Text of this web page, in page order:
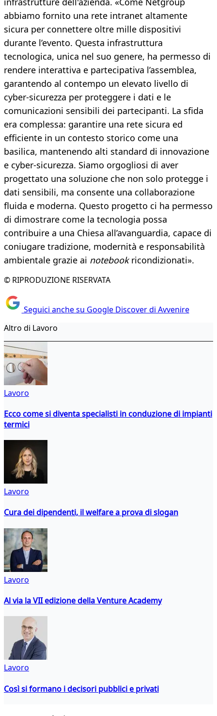
abbiamo fornito una rete intranet altamente
sicura per connettere oltre mille dispositivi
durante l’evento. Questa infrastruttura
tecnologica, unica nel suo genere, ha permesso di
rendere interattiva e partecipativa l’assemblea,
garantendo al contempo un elevato livello di
cyber-sicurezza per proteggere i dati e le
comunicazioni sensibili dei partecipanti. La sfida
era complessa: garantire una rete sicura ed
efficiente in un contesto storico come una
basilica, mantenendo alti standard di innovazione
e cyber-sicurezza. Siamo orgogliosi di aver
progettato una soluzione che non solo protegge i
dati sensibili, ma consente una collaborazione
fluida e moderna. Questo progetto ci ha permesso
di dimostrare come la tecnologia possa
contribuire a una Chiesa all’avanguardia, capace di
coniugare tradizione, modernità e responsabilità
ambientale grazie ai notebookricondizionati».
© RIPRODUZIONE RISERVATA
Seguici anche su Google Discover di Avvenire
Altro di Lavoro
Lavoro
Ecco come si diventa specialisti in conduzione di impianti
termici
Lavoro
Cura dei dipendenti, il welfare a prova di slogan
Lavoro
Al via la VII edizione della Venture Academy
Lavoro
Così si formano i decisori pubblici e privati